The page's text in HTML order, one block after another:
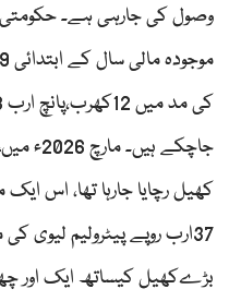
وصول کی جارہی ہے۔ حکومتی
جاچکے ہیں۔
کھیل رچایا جارہا تھا، اس
37ارب روپے پیٹرولیم لیوی
بڑےکھیل کیساتھ ایک اور